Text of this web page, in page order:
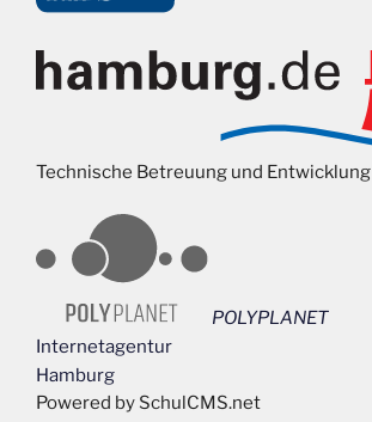
Technische Betreuung und Entwicklung
POLYPLANET
Internetagentur
Hamburg
Powered by SchulCMS.net